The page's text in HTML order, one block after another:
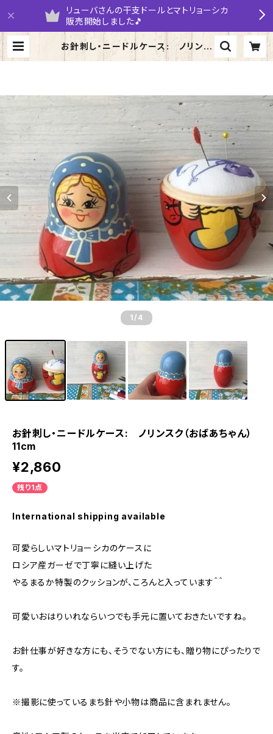
リューバさんの干支ドールとマトリョーシカ
販売開始しました🎵
お針刺し・ニードルケース: ノリンス
ク（おばあちゃん）11cm | yarumar
1 /4
お針刺し・ニードルケース: ノリンスク（おばあちゃん）
11cm
¥2,860
残り1点
International shipping available
可愛らしいマトリョーシカのケースに
ロシア産ガーゼで丁寧に縫い上げた
やるまるか特製のクッションが、ころんと入っています＾＾
可愛いおはりいれならいつでも手元に置いておきたいですね。
お針仕事が好きな方にも、そうでない方にも、贈り物にぴったりで
す。
※撮影に使っているまち針や小物は商品に含まれません。